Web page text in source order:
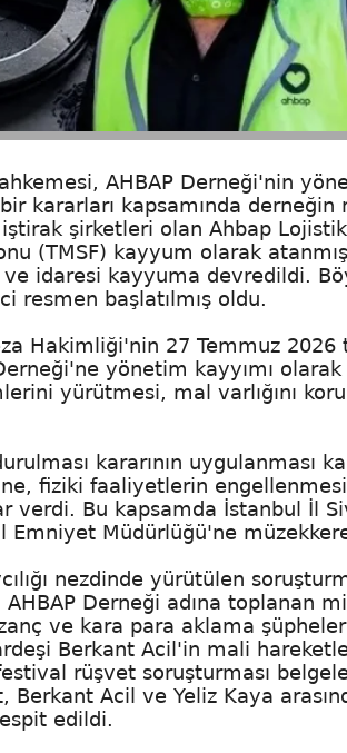
AHBAP Derneği'nin
kararları kapsamında
şirketleri olan Ahbap
(TMSF) kayyum olarak
idaresi kayyuma devredildi.
resmen başlatılmış oldu.
Hakimliği'nin 27 Temmuz 2026
yönetim kayyımı
yürütmesi, mal varlığını
kararının uygulanması
fiziki faaliyetlerin
verdi. Bu kapsamda İstanbul İl
Müdürlüğü'ne
nezdinde yürütülen
Derneği adına toplanan
ve kara para aklama
Berkant Acil'in mali
rüşvet soruşturması
Berkant Acil ve Yeliz Kaya
edildi.